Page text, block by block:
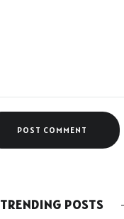
TRENDING POSTS